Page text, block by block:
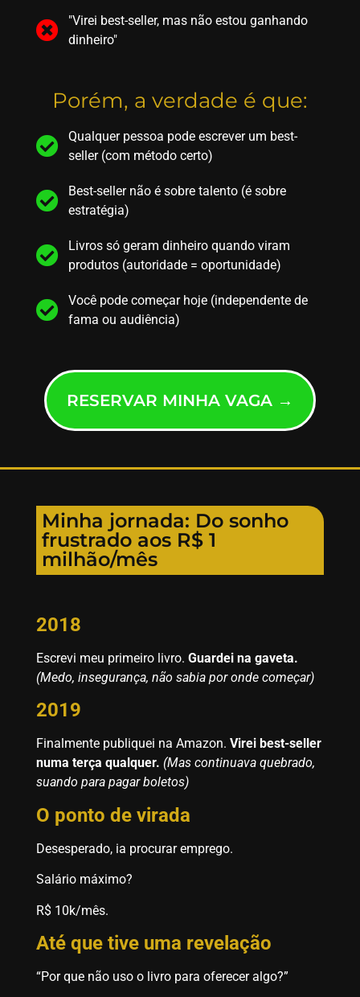
"Virei best-seller, mas não estou ganhando
dinheiro"
Porém, a verdade é que:
Qualquer pessoa pode escrever um best-
seller (com método certo)
Best-seller não é sobre talento (é sobre
estratégia)
Livros só geram dinheiro quando viram
produtos (autoridade = oportunidade)
Você pode começar hoje (independente de
fama ou audiência)
RESERVAR MINHA VAGA →
Minha jornada: Do sonho
frustrado aos R$ 1
milhão/mês
2018
Escrevi meu primeiro livro. Guardei na gaveta.
(Medo, insegurança, não sabia por onde começar)
2019
Finalmente publiquei na Amazon. Virei best-seller
numa terça qualquer. (Mas continuava quebrado,
suando para pagar boletos)
O ponto de virada
Desesperado, ia procurar emprego.
Salário máximo?
R$ 10k/mês.
Até que tive uma revelação
“Por que não uso o livro para oferecer algo?”